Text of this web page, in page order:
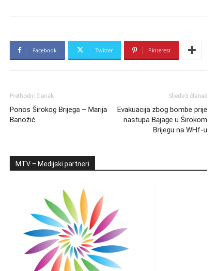
Facebook Twitter Pinterest
Prethodni članak
Ponos Širokog Brijega – Marija
Banožić
Sljedeći članak
Evakuacija zbog bombe prije
nastupa Bajage u Širokom
Brijegu na WHf-u
MTV – Medijski partneri